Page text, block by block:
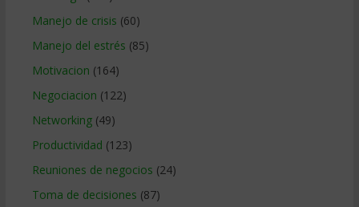
Manejo de crisis (60)
Manejo del estrés (85)
Motivacion (164)
Negociacion (122)
Networking(49)
Productividad (123)
Reuniones de negocios (24)
Toma de decisiones (87)